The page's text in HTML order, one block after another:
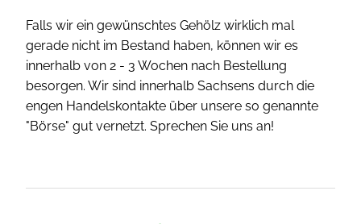
Falls wir ein gewünschtes Gehölz wirklich mal
gerade nicht im Bestand haben, können wir es
innerhalb von 2 - 3 Wochen nach Bestellung
besorgen. Wir sind innerhalb Sachsens durch die
engen Handelskontakte über unsere so genannte
"Börse" gut vernetzt. Sprechen Sie uns an!